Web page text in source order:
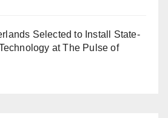
Selected to Install State-
at The Pulse of